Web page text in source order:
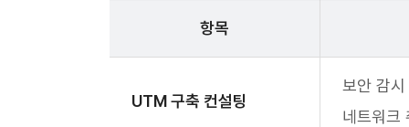
항목
UTM 구축 컨설팅
보안 감
네트워